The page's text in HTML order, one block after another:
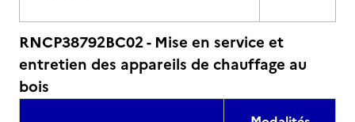
RNCP38792BC02 - Mise en service et
entretien des appareils de chauffage au
bois